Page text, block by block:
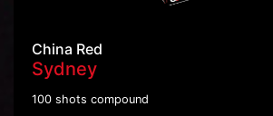
China Red
Sydney
100 shots compound